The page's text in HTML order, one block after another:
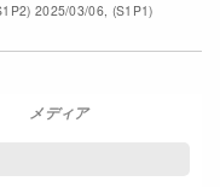
フォーラム
問い合わせ
2025/03/06, (S1P1)
メディア